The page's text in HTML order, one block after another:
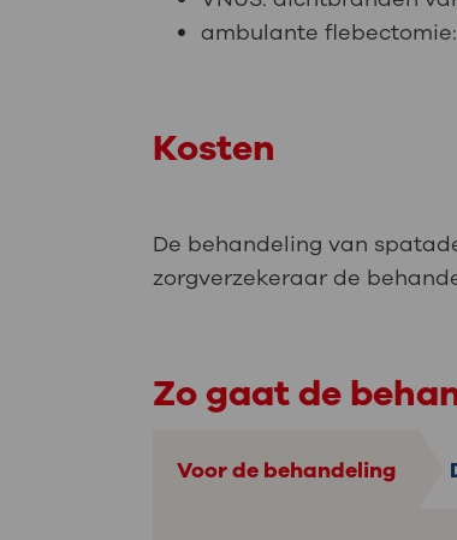
ambulante
Kosten
De behandeling van
zorgverzekeraar de
Zo gaat de
Voor de behandeling